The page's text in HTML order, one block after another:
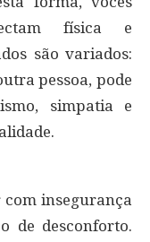
física e
são variados:
pessoa, pode
simpatia e
com insegurança
de desconforto.